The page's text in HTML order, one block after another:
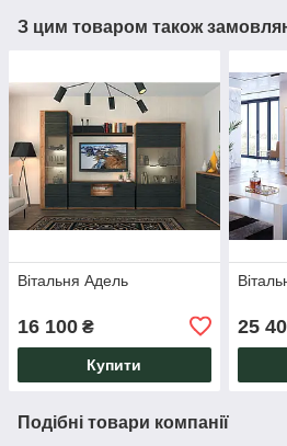
З цим товаром також
Вітальня Адель
16 100 ₴
Купити
25
Подібні товари компанії